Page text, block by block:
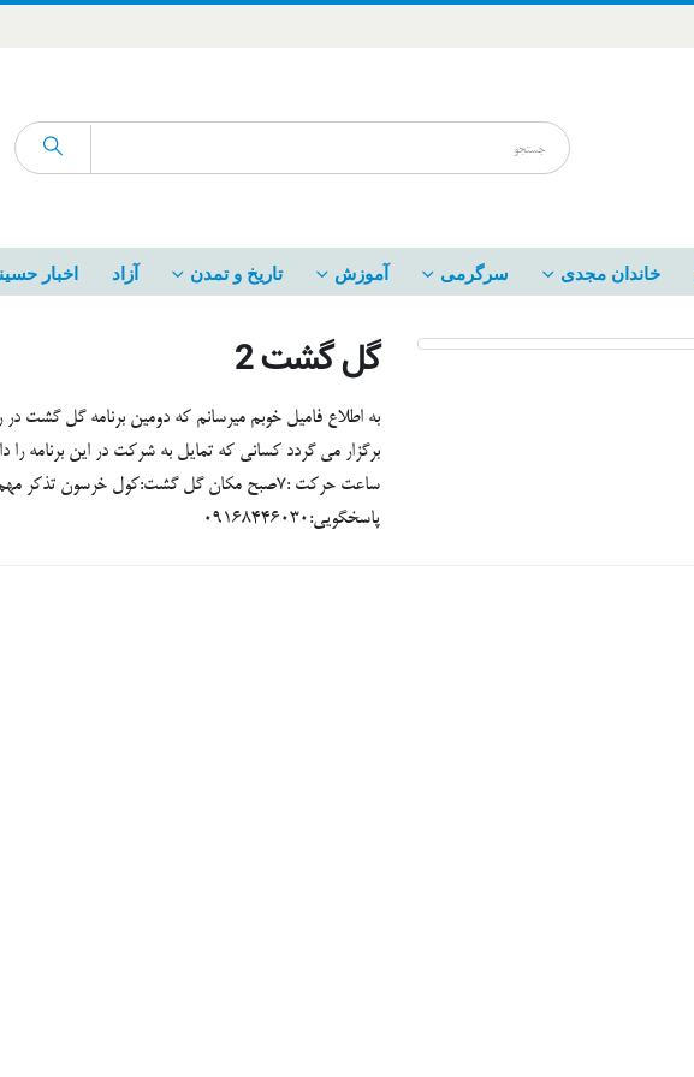
خاندان مجدی سرگرمی آموزش تاریخ و تمدن آزاد اخبار
گل گشت 2
برگزار می گردد کسانی که تمایل به شرکت در این برنامه را
پاسخگویی:09168446030